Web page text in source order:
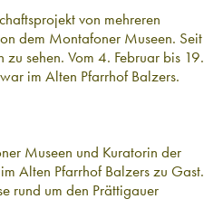
von mehreren
dem Montafoner Museen. Seit
sehen. Vom 4. Februar bis 19.
im Alten Pfarrhof Balzers.
Museen und Kuratorin der
Alten Pfarrhof Balzers zu Gast.
rund um den Prättigauer